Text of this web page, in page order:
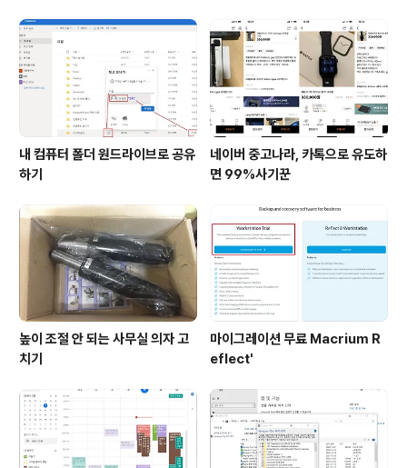
내 컴퓨터 폴더 원드라이브로 공유
하기
네이버 중고나라, 카톡으로 유도하
면 99%사기꾼
높이 조절 안 되는 사무실 의자 고
치기
마이그레이션 무료 Macrium R
eflect'